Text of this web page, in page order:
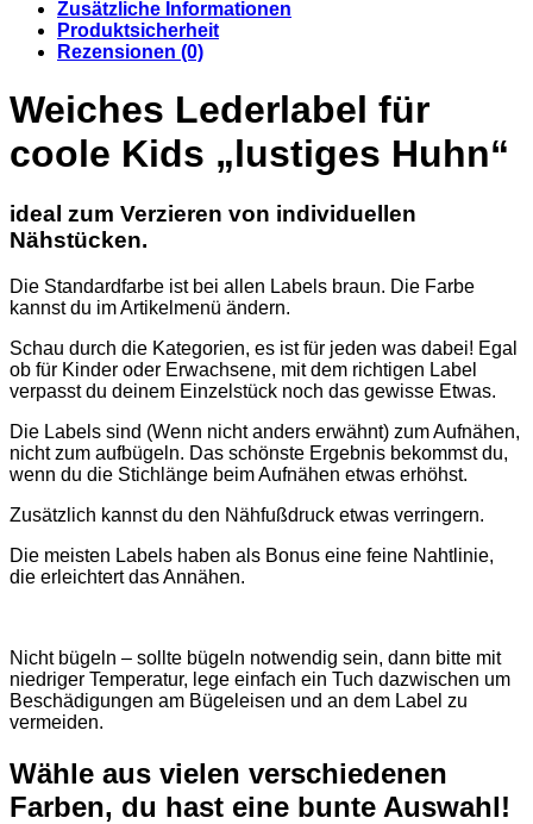
Zusätzliche Informationen
Produktsicherheit
Rezensionen (0)
Weiches Lederlabel für
coole Kids „lustiges Huhn“
ideal zum Verzieren von individuellen
Nähstücken.
Die Standardfarbe ist bei allen Labels braun. Die Farbe
kannst du im Artikelmenü ändern.
Schau durch die Kategorien, es ist für jeden was dabei! Egal
ob für Kinder oder Erwachsene, mit dem richtigen Label
verpasst du deinem Einzelstück noch das gewisse Etwas.
Die Labels sind (Wenn nicht anders erwähnt) zum Aufnähen,
nicht zum aufbügeln. Das schönste Ergebnis bekommst du,
wenn du die Stichlänge beim Aufnähen etwas erhöhst.
Zusätzlich kannst du den Nähfußdruck etwas verringern.
Die meisten Labels haben als Bonus eine feine Nahtlinie,
die erleichtert das Annähen.
Nicht bügeln – sollte bügeln notwendig sein, dann bitte mit
niedriger Temperatur, lege einfach ein Tuch dazwischen um
Beschädigungen am Bügeleisen und an dem Label zu
vermeiden.
Wähle aus vielen verschiedenen
Farben, du hast eine bunte Auswahl!